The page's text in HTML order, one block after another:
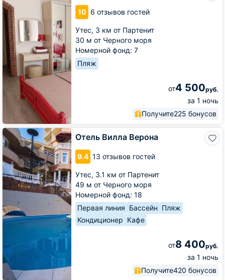
10 6 отзывов гостей
Утес, 3 км от Партенит
30 м от Черного моря
Номерной фонд: 7
Пляж
от4 500руб.
за 1 ночь
Получите225 бонусов
SohoHotel
Отель Вилла Верона
9.4 13 отзывов гостей
Утес, 3.1 км от Партенит
49 м от Черного моря
Номерной фонд: 18
Первая линия Бассейн Пляж
Кондиционер Кафе
от8 400руб.
за 1 ночь
Получите420 бонусов
Отель
Вилла
Верона